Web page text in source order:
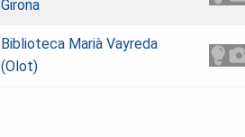
Girona
Biblioteca Marià Vayreda
(Olot)